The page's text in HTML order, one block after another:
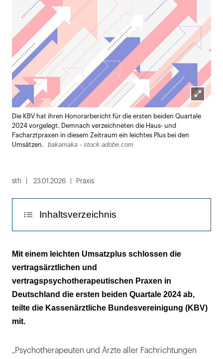
Lightbox
öffnen
Die KBV hat ihren Honorarbericht für die ersten beiden Quartale
2024 vorgelegt. Demnach verzeichneten die Haus- und
Facharztpraxen in diesem Zeitraum ein leichtes Plus bei den
Umsätzen.
bakamaka - stock.adobe.com
sth 23.01.2026 Praxis
Inhaltsverzeichnis
So sah es im hausärztlichen Bereich aus
Das verdienten Fachärztinnen und Fachärzte
KBV-Auswertung der Gesamtvergütung
Mit einem leichten Umsatzplus schlossen die
vertragsärztlichen und
vertragspsychotherapeutischen Praxen in
Deutschland die ersten beiden Quartale 2024 ab,
teilte die Kassenärztliche Bundesvereinigung (KBV)
mit.
„Psychotherapeuten und Ärzte aller Fachrichtungen